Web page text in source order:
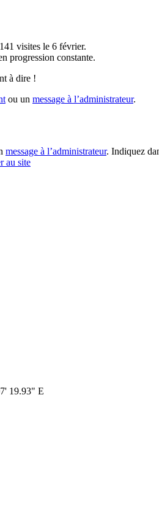
visites le 6 février.
progression constante.
à dire !
ou un message à l’administrateur.
message à l’administrateur. Indiquez
au site
19.93" E